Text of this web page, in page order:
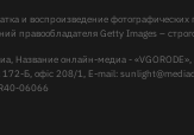
и воспроизведение
правообладателя Getty Images –
Название онлайн-медиа - «VGORODE»,
Б, офіс 208/1, E-mail:
06066